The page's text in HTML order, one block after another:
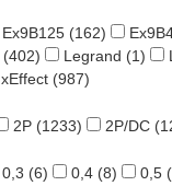
Ex9B125 (162)
(402) Legrand (1)
xEffect (987)
2P (1233) 2P/DC
0,3 (6) 0,4 (8) 0,5